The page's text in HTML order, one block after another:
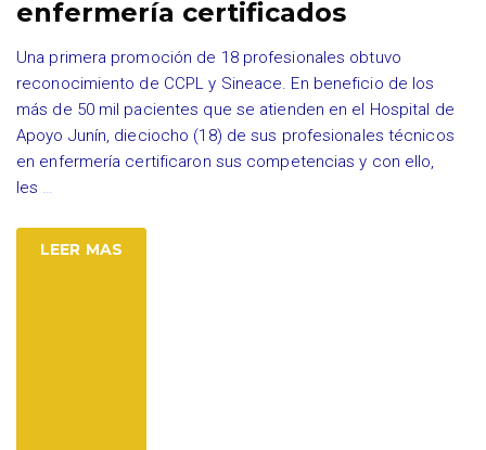
enfermería certificados
Una primera promoción de 18 profesionales obtuvo
reconocimiento de CCPL y Sineace. En beneficio de los
más de 50 mil pacientes que se atienden en el Hospital de
Apoyo Junín, dieciocho (18) de sus profesionales técnicos
en enfermería certificaron sus competencias y con ello,
les …
LEER MAS